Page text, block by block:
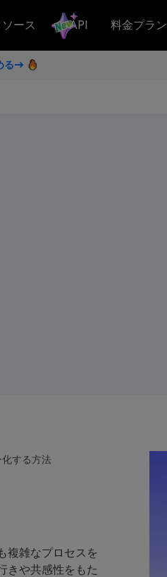
ソース API 料金プラン
る→
する方法
複雑なプロセスを
きや共感性をもた